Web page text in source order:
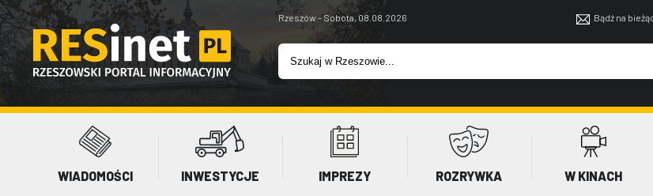
Rzeszów - Sobota, 08.08.2026 Bądź na
WIADOMOŚCI INWESTYCJE IMPREZY ROZRYWKA W KINACH